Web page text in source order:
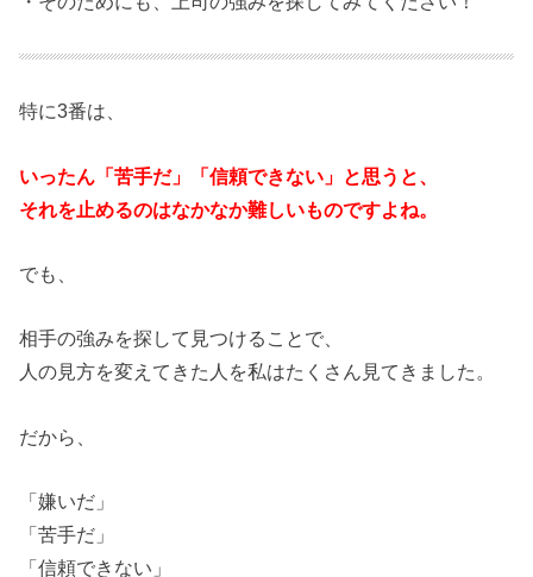
特に3番は、
いったん「苦手だ」「信頼できない」と思うと、
それを止めるのはなかなか難しいものですよね。
でも、
相手の強みを探して見つけることで、
人の見方を変えてきた人を私はたくさん見てきました。
だから、
「嫌いだ」
「苦手だ」
「信頼できない」